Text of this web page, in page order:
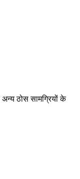
ठोस सामग्रियों के